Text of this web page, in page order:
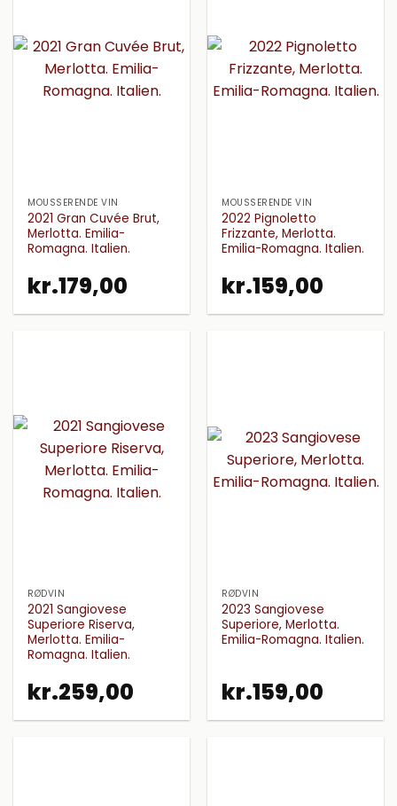
MOUSSERENDE VIN
2021 Gran Cuvée Brut,
Merlotta. Emilia-
Romagna. Italien.
kr.179,00
MOUSSERENDE VIN
2022 Pignoletto
Frizzante, Merlotta.
Emilia-Romagna. Italien.
kr.159,00
RØDVIN
2021 Sangiovese
Superiore Riserva,
Merlotta. Emilia-
Romagna. Italien.
kr.259,00
RØDVIN
2023 Sangiovese
Superiore, Merlotta.
Emilia-Romagna. Italien.
kr.159,00